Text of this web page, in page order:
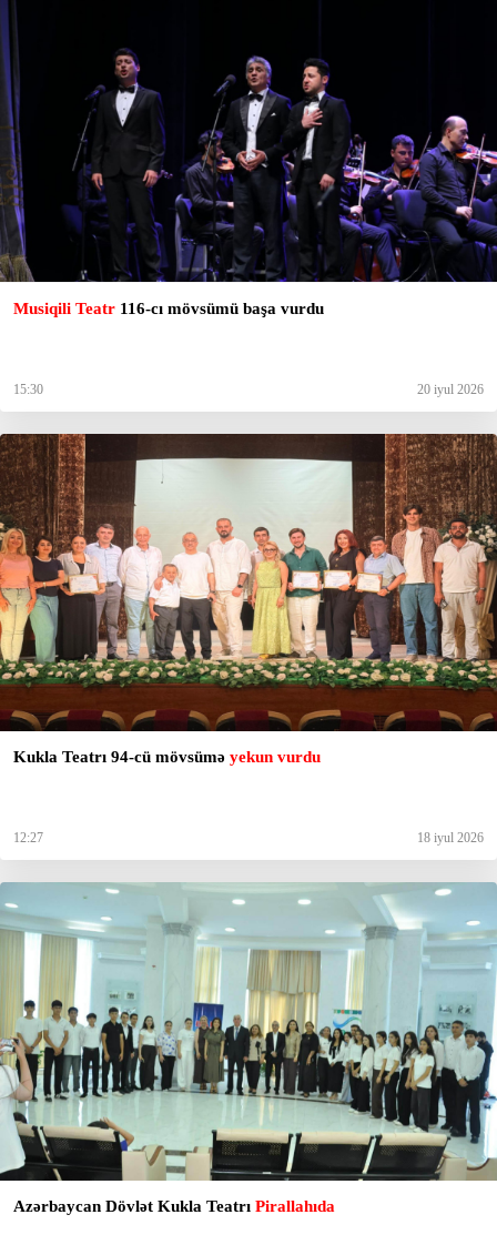
Musiqili Teatr 116-cı mövsümü başa vurdu
15:30 20 iyul 2026
Kukla Teatrı 94-cü mövsümə yekun vurdu
12:27 18 iyul 2026
Azərbaycan Dövlət Kukla Teatrı Pirallahıda